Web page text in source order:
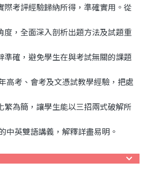
際考評經驗歸納所得，準確實用。從
度，全面深入剖析出題方法及試題重
準確，避免學生在與考試無關的課題
高考、會考及文憑試教學經驗，把處
繁為簡，讓學生能以三招兩式破解所
中英雙語講義，解釋詳盡易明。